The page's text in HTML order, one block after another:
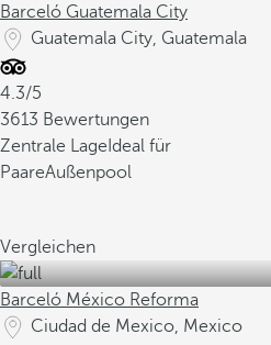
Barceló Guatemala City
Guatemala City, Guatemala
4.3/5
3613 Bewertungen
Zentrale Lage Ideal für
PaareAußenpool
Vergleichen
Barceló México Reforma
Ciudad de Mexico, Mexico